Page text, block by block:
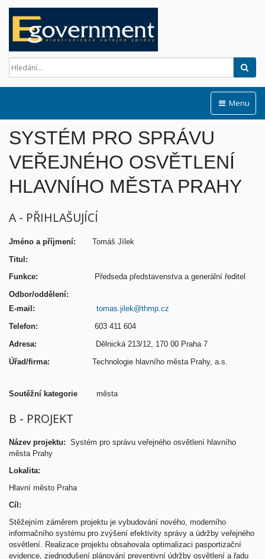
Menu
SYSTÉM PRO SPRÁVU
VEŘEJNÉHO OSVĚTLENÍ
HLAVNÍHO MĚSTA PRAHY
A - PŘIHLAŠUJÍCÍ
Jméno a příjmení: Tomáš Jílek
Titul:
Funkce:
Předseda představenstva a generální ředitel
Odbor/oddělení:
E-mail:
tomas.jilek@thmp.cz
Telefon:
603 411 604
Adresa:
Dělnická 213/12, 170 00 Praha 7
Úřad/firma:
Technologie hlavního města Prahy, a.s.
Soutěžní kategorie města
B - PROJEKT
Název projektu: Systém pro správu veřejného osvětlení hlavního
města Prahy
Lokalita:
Hlavní město Praha
Cíl:
Stěžejním záměrem projektu je vybudování nového, moderního
informačního systému pro zvýšení efektivity správy a údržby veřejného
osvětlení. Realizace projektu obsahovala optimalizaci pasportizační
evidence, zjednodušení plánování preventivní údržby osvětlení a řadu